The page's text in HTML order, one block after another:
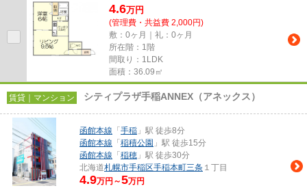
4.6万円
(管理費・共益費 2,000円)
敷：0ヶ月｜礼：0ヶ月
所在階：1階
間取り：1LDK
面積：36.09㎡
賃貸｜マンション シティプラザ手稲ANNEX（アネックス）
函館本線 「 手稲 」駅 徒歩8分
函館本線 「 稲積公園 」駅 徒歩15分
函館本線 「 稲穂 」駅 徒歩30分
北海道札幌市手稲区手稲本町三条 １丁目
4.9万円～5万円